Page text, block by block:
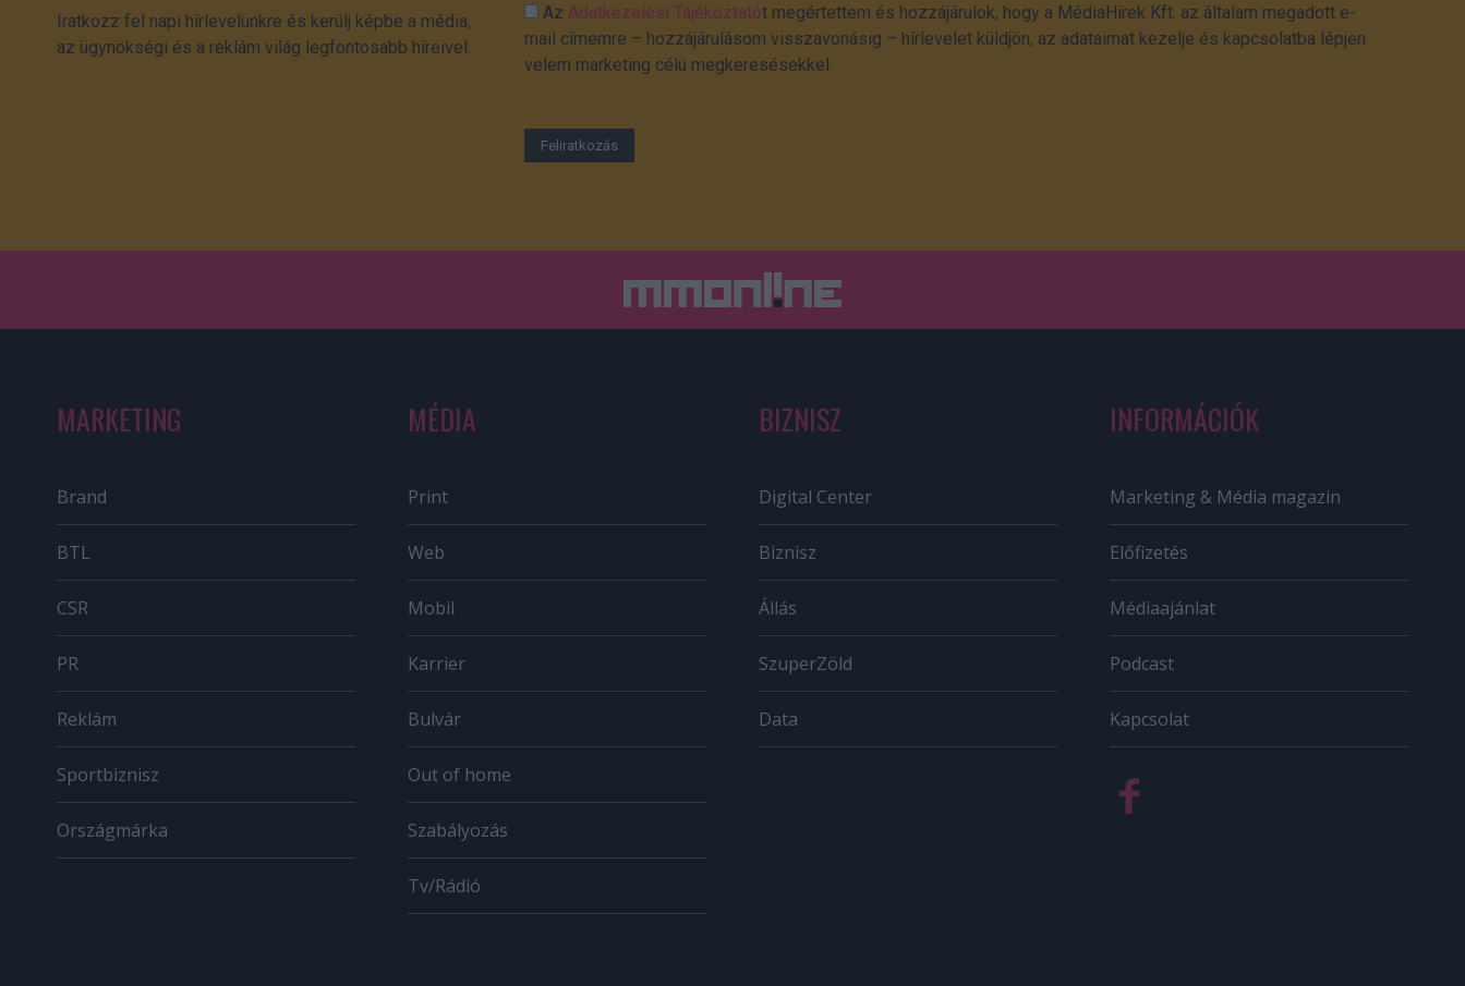
Iratkozz fel napi hírlevelünkre és kerülj képbe a média,
az ügynökségi és a reklám világ legfontosabb híreivel.
AzAdatkezelési Tájékoztatót megértettem és hozzájárulok, hogy a MédiaHírek Kft. az általam megadott e-
mail címemre – hozzájárulásom visszavonásig – hírlevelet küldjön, az adataimat kezelje és kapcsolatba lépjen
velem marketing célú megkeresésekkel.
MARKETING
Brand
BTL
CSR
PR
Reklám
Sportbiznisz
Országmárka
MÉDIA
Print
Web
Mobil
Karrier
Bulvár
Out of home
Szabályozás
Tv/Rádió
BIZNISZ
Digital Center
Biznisz
Állás
SzuperZöld
Data
INFORMÁCIÓK
Marketing & Média magazin
Előfizetés
Médiaajánlat
Podcast
Kapcsolat